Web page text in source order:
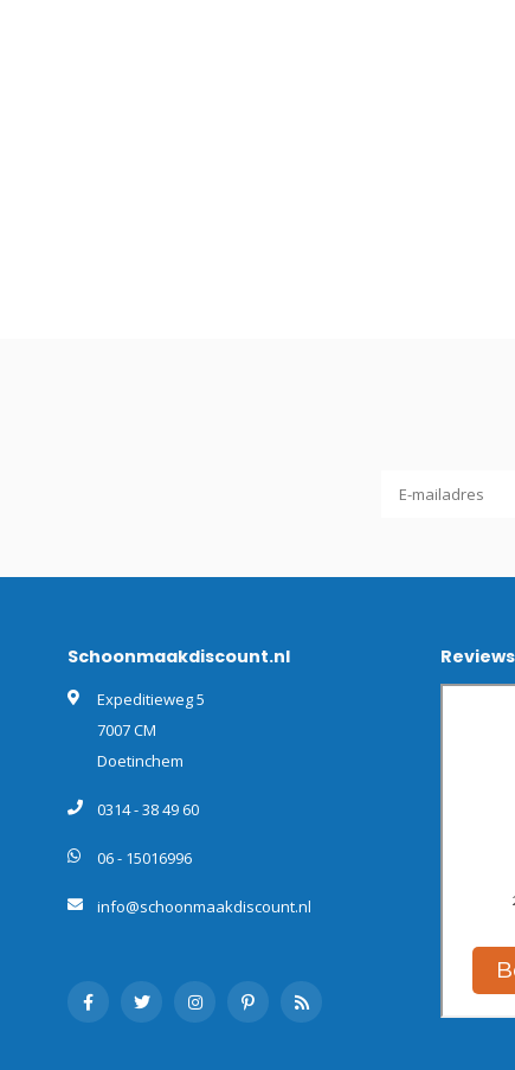
Schoonmaakdiscount.nl
Expeditieweg 5
7007 CM
Doetinchem
0314 - 38 49 60
06 - 15016996
info@schoonmaakdiscount.nl
Reviews